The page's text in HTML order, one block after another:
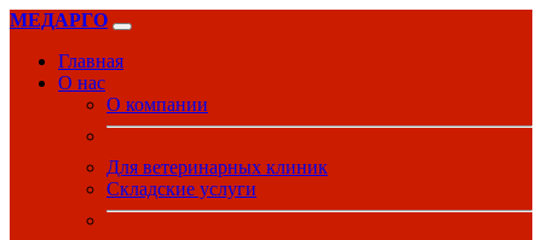
МЕДАРГО
Главная
О нас
О компании
Для ветеринарных клиник
Складские услуги